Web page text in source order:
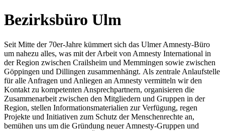
Bezirksbüro Ulm
Seit Mitte der 70er-Jahre kümmert sich das Ulmer Amnesty-Büro
um nahezu alles, was mit der Arbeit von Amnesty International in
der Region zwischen Crailsheim und Memmingen sowie zwischen
Göppingen und Dillingen zusammenhängt. Als zentrale Anlaufstelle
für alle Anfragen und Anliegen an Amnesty vermitteln wir den
Kontakt zu kompetenten Ansprechpartnern, organisieren die
Zusammenarbeit zwischen den Mitgliedern und Gruppen in der
Region, stellen Informationsmaterialien zur Verfügung, regen
Projekte und Initiativen zum Schutz der Menschenrechte an,
bemühen uns um die Gründung neuer Amnesty-Gruppen und